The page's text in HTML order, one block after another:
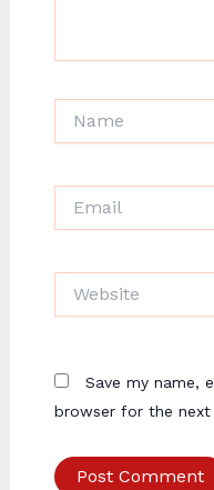
Save my name,
browser for the